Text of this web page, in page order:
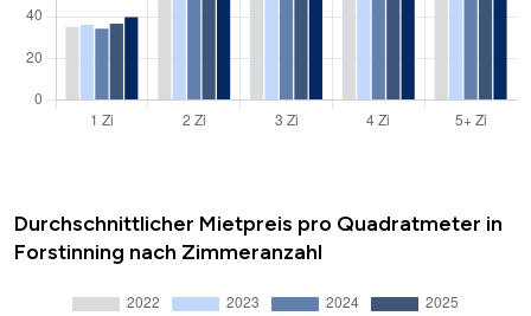
Durchschnittlicher Mietpreis pro Quadratmeter in
Forstinning nach Zimmeranzahl